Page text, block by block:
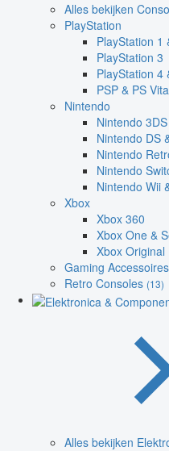
Alles bekijken
PlayStation
PlayStation 1
PlayStation 3
PlayStation 4
PSP & PS Vita
Nintendo
Nintendo
Nintendo DS
Nintendo
Nintendo
Nintendo Wii
Xbox
Xbox 360
Xbox One &
Xbox Original
Gaming Accessoires
Retro Consoles (13)
Alles bekijken